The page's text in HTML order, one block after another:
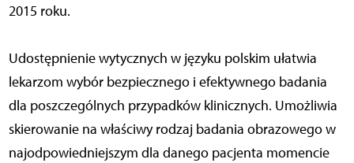
2015 roku.
Udostępnienie wytycznych w języku polskim ułatwia
lekarzom wybór bezpiecznego i efektywnego badania
dla poszczególnych przypadków klinicznych. Umożliwia
skierowanie na właściwy rodzaj badania obrazowego w
najodpowiedniejszym dla danego pacjenta momencie